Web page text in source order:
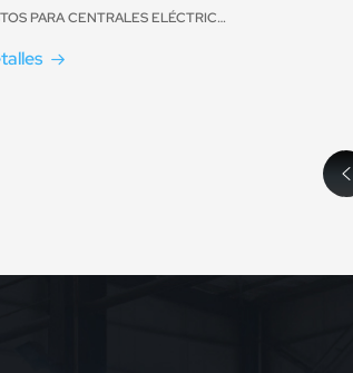
REPUESTOS PARA CENTRALES ELÉCTRICAS